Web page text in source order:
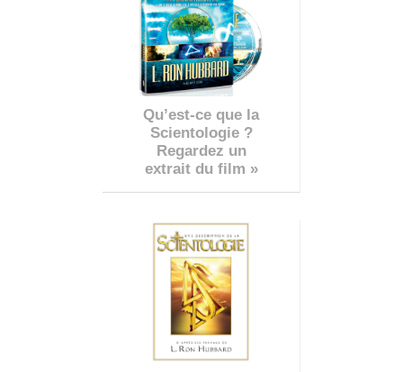
Qu’est-ce que la
Scientologie ?
Regardez un
extrait du film »